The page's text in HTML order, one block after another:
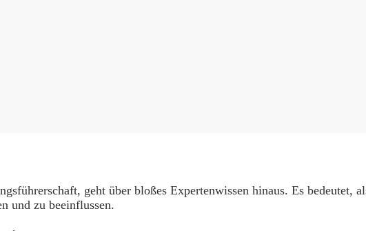
geht über bloßes Expertenwissen hinaus. Es bedeutet,
und zu beeinflussen.